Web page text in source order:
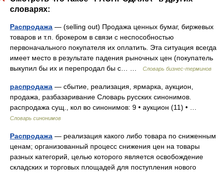
словарях:
Распродажа — (selling out) Продажа ценных бумаг, биржевых
товаров и т.п. брокером в связи с неспособностью
первоначального покупателя их оплатить. Эта ситуация всегда
имеет место в результате падения рыночных цен (покупатель
выкупил бы их и перепродал бы с… …
Словарь бизнес-терминов
распродажа — сбытие, реализация, ярмарка, аукцион,
продажа, разбазаривание Словарь русских синонимов.
распродажа сущ., кол во синонимов: 9 • аукцион (11) • …
Словарь синонимов
Распродажа — реализация какого либо товара по сниженным
ценам; организованный процесс снижения цен на товары
разных категорий, целью которого является освобождение
складcких и торговых площадей для поступления нового